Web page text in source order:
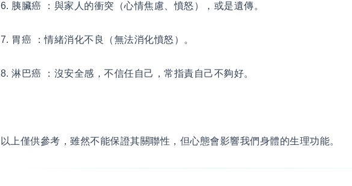
6. 胰臟癌 ：與家人的衝突（心情焦慮、憤怒），或是遺傳。
7. 胃癌 ：情緒消化不良（無法消化憤怒）。
8. 淋巴癌 ：沒安全感，不信任自己，常指責自己不夠好。
以上僅供參考，雖然不能保證其關聯性，但心態會影響我們身體的生理功能。